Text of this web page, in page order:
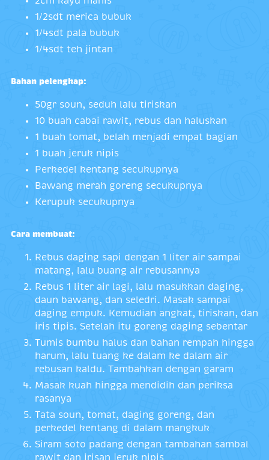
1/2sdt merica bubuk
1/4sdt pala bubuk
1/4sdt teh jintan
Bahan pelengkap:
50gr soun, seduh lalu tiriskan
10 buah cabai rawit, rebus dan haluskan
1 buah tomat, belah menjadi empat bagian
1 buah jeruk nipis
Perkedel kentang secukupnya
Bawang merah goreng secukupnya
Kerupuk secukupnya
Cara membuat:
Rebus daging sapi dengan 1 liter air sampai
matang, lalu buang air rebusannya
Rebus 1 liter air lagi, lalu masukkan daging,
daun bawang, dan seledri. Masak sampai
daging empuk. Kemudian angkat, tiriskan, dan
iris tipis. Setelah itu goreng daging sebentar
Tumis bumbu halus dan bahan rempah hingga
harum, lalu tuang ke dalam ke dalam air
rebusan kaldu. Tambahkan dengan garam
Masak kuah hingga mendidih dan periksa
rasanya
Tata soun, tomat, daging goreng, dan
perkedel kentang di dalam mangkuk
Siram soto padang dengan tambahan sambal
rawit dan irisan jeruk nipis